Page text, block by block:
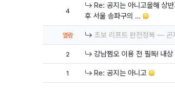
4
답변
Re: 공지는 아니고올해 상
후 서울 송파구의 …
열람 답변
초보 리프트 완전정복 — 곤
2 답변
강남쩜오 이용 전 필독! 내
1 답변
Re: 공지는 아니고